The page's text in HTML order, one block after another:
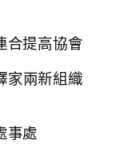
提高協會
家兩新組織
處